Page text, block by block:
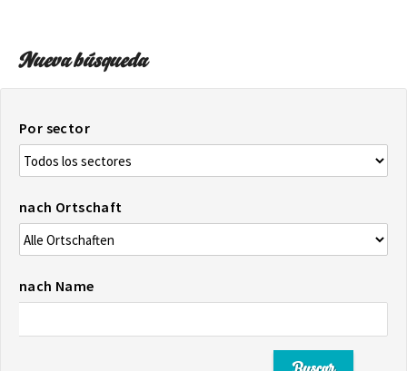
Nueva búsqueda
Por sector
nach Ortschaft
nach Name